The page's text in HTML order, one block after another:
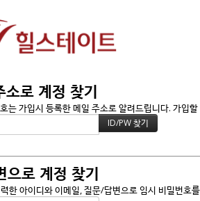
소로 계정 찾기
는 가입시 등록한 메일 주소로 알려드립니다. 가입
으로 계정 찾기
한 아이디와 이메일, 질문/답변으로 임시 비밀번호